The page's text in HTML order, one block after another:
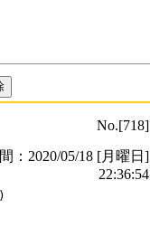
No.[718]
：2020/05/18 [月曜日]
22:36:54